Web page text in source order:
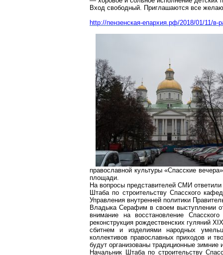
Вход свободный. Приглашаются все
http://пензенская-епархия.рф/2018/01/11/в-
православной культуры «Спасские
площади.
На вопросы представителей СМИ
Штаба по строительству Спасского
Управления внутренней политики
Владыка Серафим в своем выступлении
внимание на восстановление
реконструкция рождественских гуляний
сбитнем и изделиями народных
коллективов православных приходов и
будут организованы традиционные зимние
Начальник Штаба по строительству